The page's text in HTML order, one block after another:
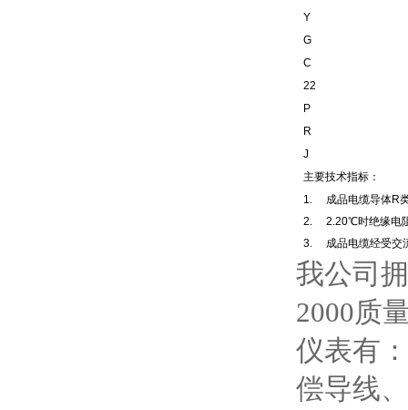
Y
G
C
22
P
R
J
主要技术指标：
1. 成品电缆导体R
2. 2.20℃时绝缘电
3. 成品电缆经受交
我公司
2000质
仪表有
偿导线